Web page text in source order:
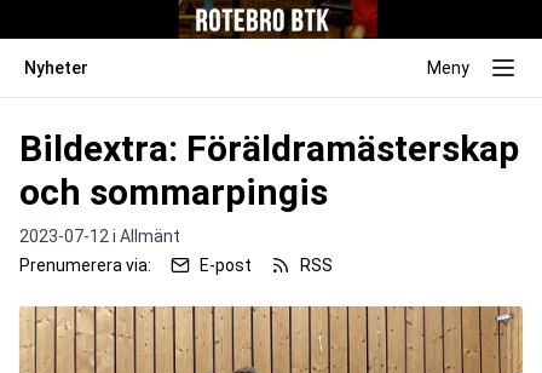
Nyheter Meny
Bildextra: Föräldramästerskap
och sommarpingis
2023-07-12 i Allmänt
Prenumerera via:
E-post RSS